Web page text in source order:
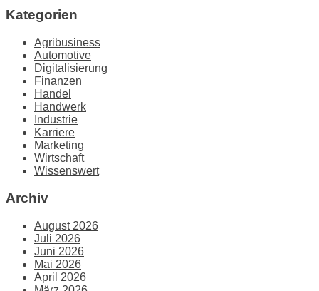
Kategorien
Agribusiness
Automotive
Digitalisierung
Finanzen
Handel
Handwerk
Industrie
Karriere
Marketing
Wirtschaft
Wissenswert
Archiv
August 2026
Juli 2026
Juni 2026
Mai 2026
April 2026